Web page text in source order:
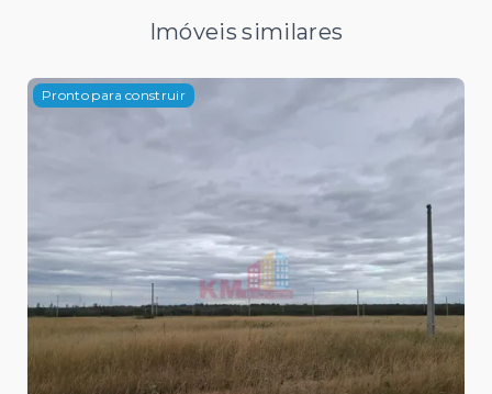
Imóveis similares
Pronto para construir